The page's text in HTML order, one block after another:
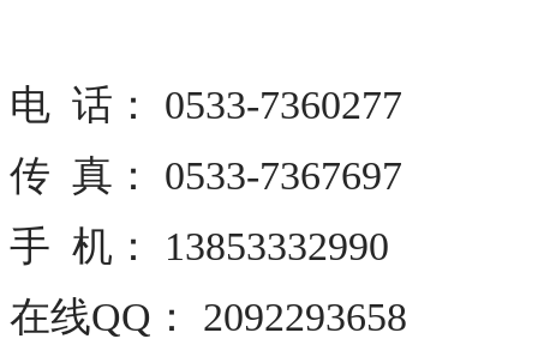
电 话： 0533-7360277
传 真： 0533-7367697
手 机： 13853332990
在线QQ： 2092293658